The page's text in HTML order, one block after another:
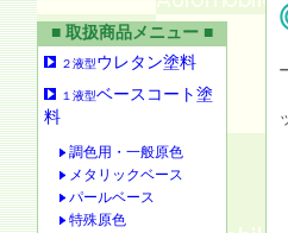
■ 取扱商品メニュー ■
２液型ウレタン塗料
１液型ベースコート塗
料
調色用・一般原色
メタリックベース
パールベース
特殊原色